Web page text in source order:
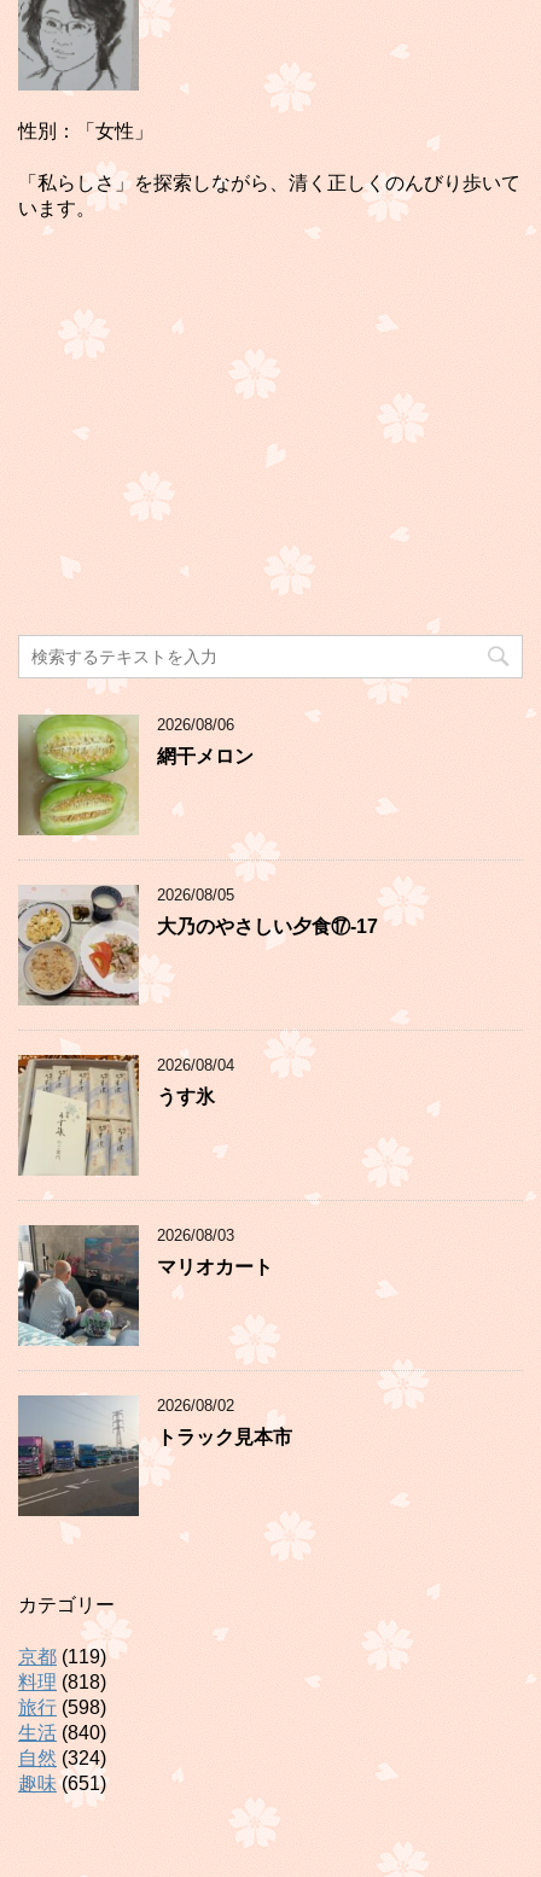
性別：「女性」
「私らしさ」を探索しながら、清く正しくのんびり歩いて
います。
2026/08/06
網干メロン
2026/08/05
大乃のやさしい夕食⑰-17
2026/08/04
うす氷
2026/08/03
マリオカート
2026/08/02
トラック見本市
カテゴリー
京都 (119)
料理 (818)
旅行 (598)
生活 (840)
自然 (324)
趣味(651)